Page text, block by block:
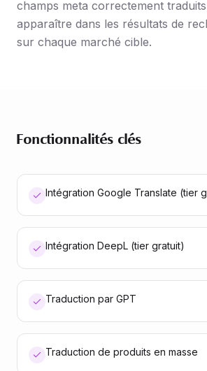
champs meta correctement
apparaître dans les résultats de
sur chaque marché cible.
Fonctionnalités clés
Intégration Google Translate (tier
Intégration DeepL (tier gratuit)
Traduction par GPT
Traduction de produits en masse